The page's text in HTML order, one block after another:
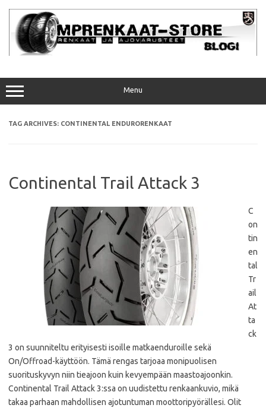
content
Menu
TAG ARCHIVES: CONTINENTAL ENDURORENKAAT
Continental Trail Attack 3
C
on
tin
en
tal
Tr
ail
At
ta
ck
3 on suunniteltu erityisesti isoille matkaenduroille sekä
On/Offroad-käyttöön. Tämä rengas tarjoaa monipuolisen
suorituskyvyn niin tieajoon kuin kevyempään maastoajoonkin.
Continental Trail Attack 3:ssa on uudistettu renkaankuvio, mikä
takaa parhaan mahdollisen ajotuntuman moottoripyörällesi. Olit